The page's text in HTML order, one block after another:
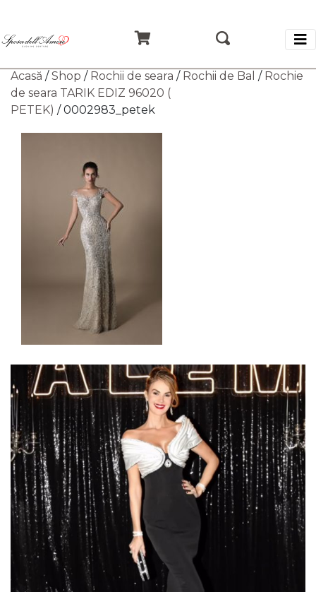
Acasă /Shop / Rochii de seara / Rochii de Bal / Rochie
de seara TARIK EDIZ 96020 (
PETEK) / 0002983_petek